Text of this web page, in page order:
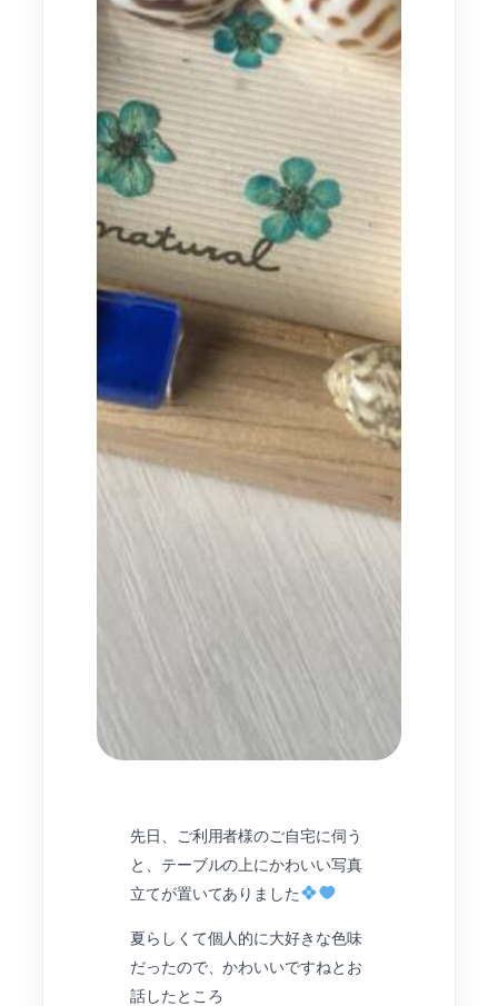
先日、ご利用者様のご自宅に伺う
と、テーブルの上にかわいい写真
立てが置いてありました
夏らしくて個人的に大好きな色味
だったので、かわいいですねとお
話したところ